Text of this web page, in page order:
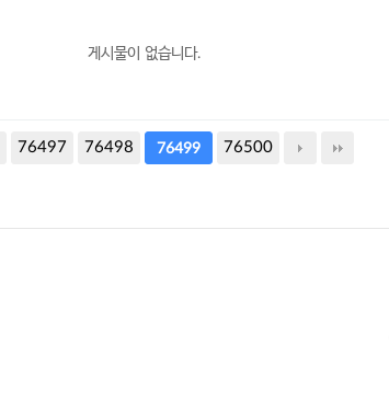
게시물이 없습니다.
76497 76498 76499 76500